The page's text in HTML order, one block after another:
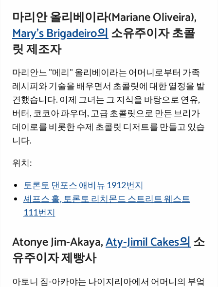
마리안 올리베이라(Mariane Oliveira),
Mary's Brigadeiro의소유주이자 초콜
릿 제조자
마리안느 "메리" 올리베이라는 어머니로부터 가족
레시피와 기술을 배우면서 초콜릿에 대한 열정을 발
견했습니다. 이제 그녀는 그 지식을 바탕으로 연유,
버터, 코코아 파우더, 고급 초콜릿으로 만든 브리가
데이로를 비롯한 수제 초콜릿 디저트를 만들고 있습
니다.
위치:
토론토 댄포스 애비뉴 1912번지
셰프스 홀, 토론토 리치몬드 스트리트 웨스트
111번지
Atonye Jim-Akaya,Aty-Jimil Cakes의소
유주이자 제빵사
아토니 짐-아카야는 나이지리아에서 어머니의 부엌